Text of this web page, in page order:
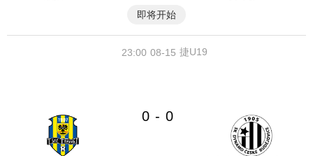
即将开始
08-15
23:00 捷U19
0 - 0